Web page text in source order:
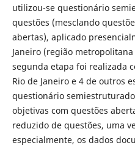
utilizou-se questionário
questões (mesclando
abertas), aplicado
Janeiro (região
segunda etapa foi realizada
Rio de Janeiro e 4 de outros
questionário
objetivas com questões
reduzido de questões, uma
especialmente, os dados